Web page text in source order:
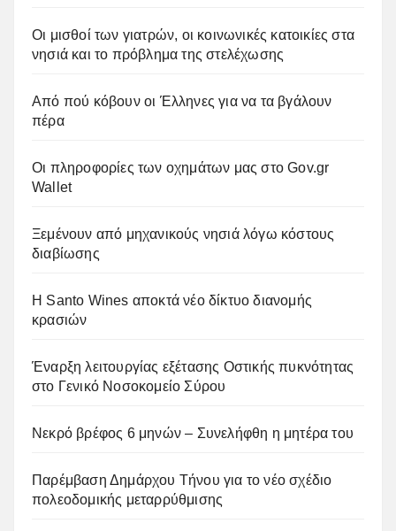
Οι μισθοί των γιατρών, οι κοινωνικές κατοικίες στα
νησιά και το πρόβλημα της στελέχωσης
Από πού κόβουν οι Έλληνες για να τα βγάλουν
πέρα
Οι πληροφορίες των οχημάτων μας στο Gov.gr
Wallet
Ξεμένουν από μηχανικούς νησιά λόγω κόστους
διαβίωσης
Η Santo Wines αποκτά νέο δίκτυο διανομής
κρασιών
Έναρξη λειτουργίας εξέτασης Οστικής πυκνότητας
στο Γενικό Νοσοκομείο Σύρου
Νεκρό βρέφος 6 μηνών – Συνελήφθη η μητέρα του
Παρέμβαση Δημάρχου Τήνου για το νέο σχέδιο
πολεοδομικής μεταρρύθμισης